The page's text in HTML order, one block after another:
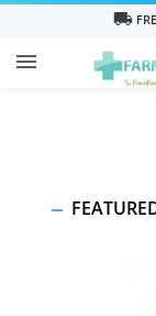
local_shipping
